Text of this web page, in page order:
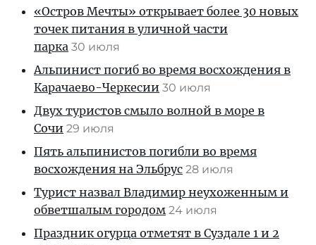
«Остров Мечты» открывает более 30 новых
точек питания в уличной части
парка 30 июля
Альпинист погиб во время восхождения в
Карачаево-Черкесии 30 июля
Двух туристов смыло волной в море в
Сочи 29 июля
Пять альпинистов погибли во время
восхождения на Эльбрус 28 июля
Турист назвал Владимир неухоженным и
обветшалым городом 24 июля
Праздник огурца отметят в Суздале 1 и 2